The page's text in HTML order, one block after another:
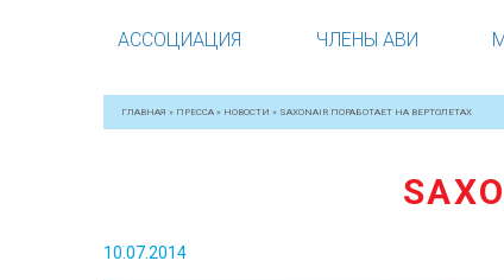
АССОЦИАЦИЯ ЧЛЕНЫ АВИ
ГЛАВНАЯ » ПРЕССА » НОВОСТИ » SAXONAIR ПОРАБОТАЕТ НА ВЕРТОЛЕТАХ
10.07.2014